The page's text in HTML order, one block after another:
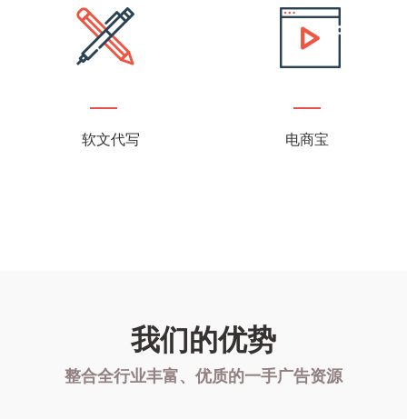
软文代写 电商宝
我们的优势
整合全行业丰富、优质的一手广告资源